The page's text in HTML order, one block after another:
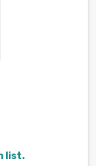
list.